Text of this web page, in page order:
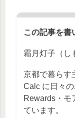
この記事を書
霜月灯子（し
京都で暮らす
Calc に日々
Rewards・モ
ています。